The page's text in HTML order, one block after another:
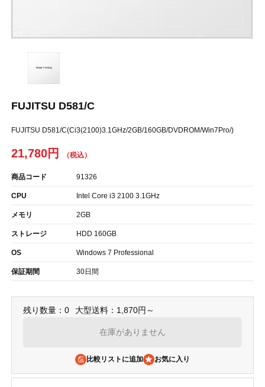
FUJITSU D581/C
FUJITSU D581/C(Ci3(2100)3.1GHz/2GB/160GB/DVDROM/Win7Pro/)
21,780円
商品コード 91326
CPU Intel Core i3 2100 3.1GHz
メモリ 2GB
ストレージ HDD 160GB
OS Windows 7 Professional
保証期間 30日間
残り数量：0 大型送料：1,870円～
在庫がありません
比較リストに追加